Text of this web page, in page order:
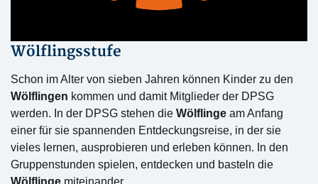
Wölflingsstufe
Schon im Alter von sieben Jahren können Kinder zu den
Wölflingen kommen und damit Mitglieder der DPSG
werden. In der DPSG stehen die Wölflinge am Anfang
einer für sie spannenden Entdeckungsreise, in der sie
vieles lernen, ausprobieren und erleben können. In den
Gruppenstunden spielen, entdecken und basteln die
Wölflinge miteinander.